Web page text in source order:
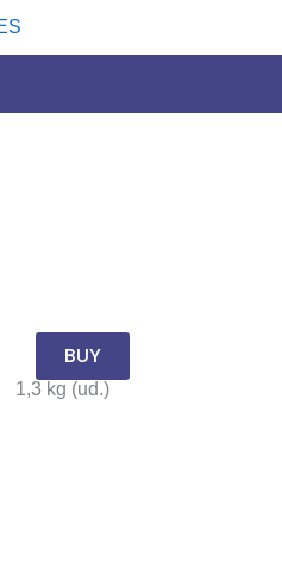
BUY
1,3 kg (ud.)